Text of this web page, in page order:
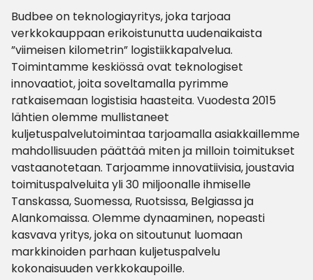
Budbee on teknologiayritys, joka tarjoaa
verkkokauppaan erikoistunutta uudenaikaista
”viimeisen kilometrin” logistiikkapalvelua.
Toimintamme keskiössä ovat teknologiset
innovaatiot, joita soveltamalla pyrimme
ratkaisemaan logistisia haasteita. Vuodesta 2015
lähtien olemme mullistaneet
kuljetuspalvelutoimintaa tarjoamalla asiakkaillemme
mahdollisuuden päättää miten ja milloin toimitukset
vastaanotetaan. Tarjoamme innovatiivisia, joustavia
toimituspalveluita yli 30 miljoonalle ihmiselle
Tanskassa, Suomessa, Ruotsissa, Belgiassa ja
Alankomaissa. Olemme dynaaminen, nopeasti
kasvava yritys, joka on sitoutunut luomaan
markkinoiden parhaan kuljetuspalvelu
kokonaisuuden verkkokaupoille.